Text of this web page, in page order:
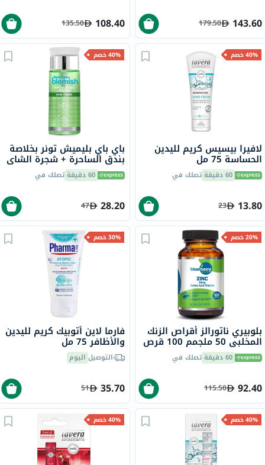
143.60
179.50
108.40
135.50
40% خصم
لافيرا بيسيس كريم لليدين
الحساسة 75 مل
60 دقيقة تصلك في
13.80
23
40% خصم
باي باي بليميش تونر بخلاصة
بندق الساحرة + شجرة الشاي
لموازنة البشرة 130 مل
60 دقيقة تصلك في
28.20
47
20% خصم
بلوبيري ناتورالز أقراص الزنك
المخلبي 50 ملجمم 100 قرص
B027260 دقيقة تصلك في
92.40
115.50
30% خصم
فارما لاين أتوبيك كريم لليدين
والأظافر 75 مل
التوصيل اليوم
35.70
51
40% خصم 40% خصم